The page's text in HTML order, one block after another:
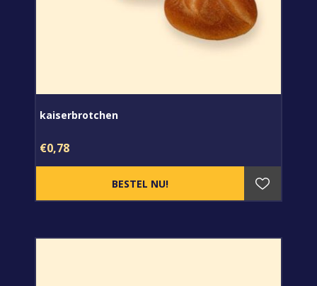
kaiserbrotchen
€0,78